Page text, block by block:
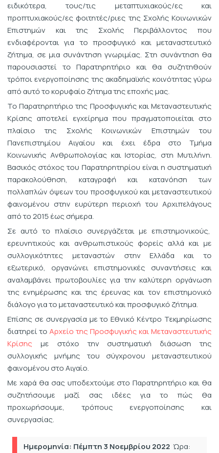
ειδικότερα, τους/τις μεταπτυχιακούς/ες και
προπτυχιακούς/ες φοιτητές/ριες της Σχολής Κοινωνικών
Επιστημών και της Σχολής Περιβάλλοντος που
ενδιαφέρονται για το προσφυγικό και μεταναστευτικό
ζήτημα, σε μια συνάντηση γνωριμίας. Στη συνάντηση θα
παρουσιαστεί το Παρατηρητήριο και θα συζητηθούν
τρόποι ενεργοποίησης της ακαδημαϊκής κοινότητας γύρω
από αυτό το κορυφαίο ζήτημα της εποχής μας.
Το Παρατηρητήριο της Προσφυγικής και Μεταναστευτικής
Κρίσης αποτελεί εγχείρημα που πραγματοποιείται στο
πλαίσιο της Σχολής Κοινωνικών Επιστημών του
Πανεπιστημίου Αιγαίου και έχει έδρα στο Τμήμα
Κοινωνικής Ανθρωπολογίας και Ιστορίας, στη Μυτιλήνη.
Βασικός στόχος του Παρατηρητηρίου είναι η συστηματική
παρακολούθηση, καταγραφή και κατανόηση των
πολλαπλών όψεων του προσφυγικού και μεταναστευτικού
φαινομένου στην ευρύτερη περιοχή του Αρχιπελάγους
από το 2015 έως σήμερα.
Σε αυτό το πλαίσιο συνεργάζεται με επιστημονικούς,
ερευνητικούς και ανθρωπιστικούς φορείς αλλά και με
συλλογικότητες μεταναστών στην Ελλάδα και το
εξωτερικό, οργανώνει επιστημονικές συναντήσεις και
αναλαμβάνει πρωτοβουλίες για την καλύτερη οργάνωση
της ενημέρωσης και της έρευνας και τον επιστημονικό
διάλογο για το μεταναστευτικό και προσφυγικό ζήτημα.
Επίσης σε συνεργασία με το Εθνικό Κέντρο Τεκμηρίωσης
διατηρεί το Αρχείο της Προσφυγικής και Μεταναστευτικής
Κρίσης με στόχο την συστηματική διάσωση της
συλλογικής μνήμης του σύγχρονου μεταναστευτικού
φαινομένου στο Αιγαίο.
Με χαρά θα σας υποδεχτούμε στο Παρατηρητήριο και θα
συζητήσουμε μαζί σας ιδέες για το πώς θα
προχωρήσουμε, τρόπους ενεργοποίησης και
συνεργασίας.
Ημερομηνία: Πέμπτη 3 Νοεμβρίου 2022 Ώρα: